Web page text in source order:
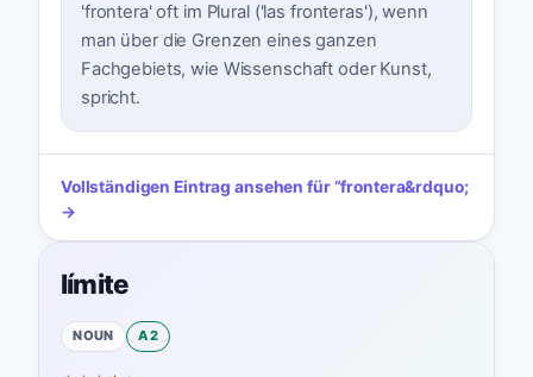
'frontera' oft im Plural ('las fronteras'), wenn
man über die Grenzen eines ganzen
Fachgebiets, wie Wissenschaft oder Kunst,
spricht.
Vollständigen Eintrag ansehen für“frontera&rdquo;
→
límite
NOUN A2